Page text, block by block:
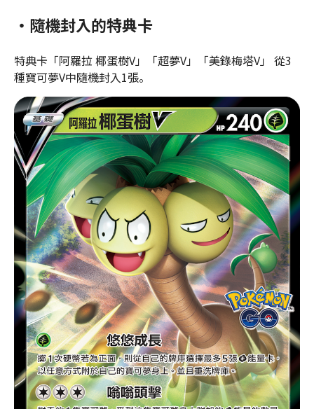
・隨機封入的特典卡
特典卡「阿羅拉 椰蛋樹V」「超夢V」「美錄梅塔V」 從3
種寶可夢V中隨機封入1張。